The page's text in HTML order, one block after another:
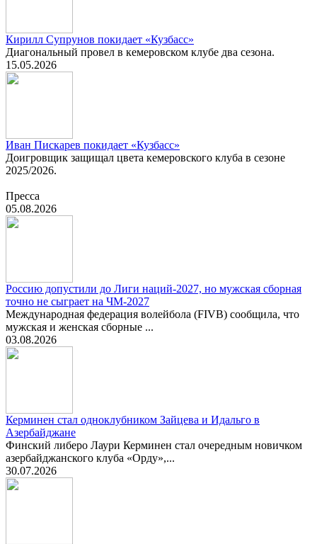
Кирилл Супрунов покидает «Кузбасс»
Диагональный провел в кемеровском клубе два сезона.
15.05.2026
Иван Пискарев покидает «Кузбасс»
Доигровщик защищал цвета кемеровского клуба в сезоне
2025/2026.
Пресса
05.08.2026
Россию допустили до Лиги наций-2027, но мужская сборная
точно не сыграет на ЧМ-2027
Международная федерация волейбола (FIVB) сообщила, что
мужская и женская сборные ...
03.08.2026
Керминен стал одноклубником Зайцева и Идальго в
Азербайджане
Финский либеро Лаури Керминен стал очередным новичком
азербайджанского клуба «Орду»,...
30.07.2026